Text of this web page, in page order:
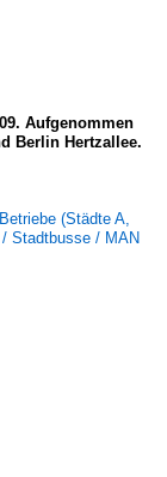
Aufgenommen
Berlin Hertzallee.
(Städte A,
Stadtbusse / MAN